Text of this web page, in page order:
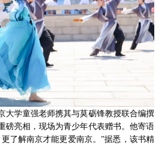
大学童强老师携其与莫砺锋教授联合编撰
磅亮相，现场为青少年代表赠书。他寄语
了解南京才能更爱南京。”据悉，该书精